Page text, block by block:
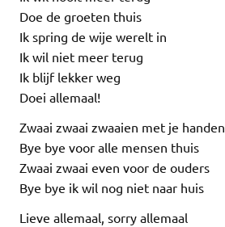
Doe de groeten thuis
Ik spring de wije werelt in
Ik wil niet meer terug
Ik blijf lekker weg
Doei allemaal!
Zwaai zwaai zwaaien met je handen
Bye bye voor alle mensen thuis
Zwaai zwaai even voor de ouders
Bye bye ik wil nog niet naar huis
Lieve allemaal, sorry allemaal